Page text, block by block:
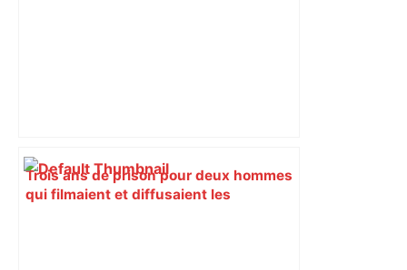
Trois ans de prison pour deux hommes
qui filmaient et diffusaient les